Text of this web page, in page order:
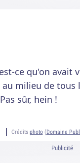
ce qu'on avait
milieu de tous
sûr, hein !
Crédits photo(Domaine
Publicité